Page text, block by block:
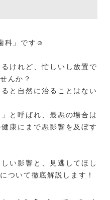
科」です☺️
けれど、忙しいし放置で
んか？
と自然に治ることはない
と呼ばれ、最悪の場合は
康にまで悪影響を及ぼす
い影響と、見逃してほし
ついて徹底解説します！